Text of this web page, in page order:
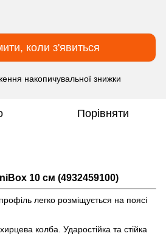
коли з'явиться
накопичувальної знижки
Порівняти
10 см (4932459100)
легко розміщується на поясі
колба. Ударостійка та стійка